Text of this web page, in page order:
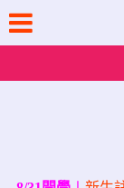
content